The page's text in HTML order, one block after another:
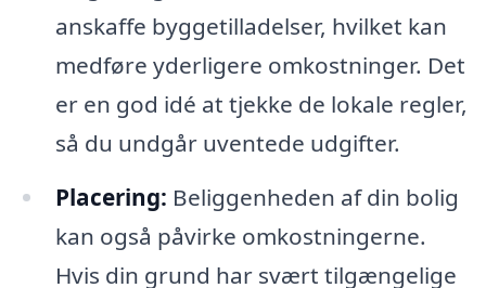
anskaffe byggetilladelser, hvilket kan
medføre yderligere omkostninger. Det
er en god idé at tjekke de lokale regler,
så du undgår uventede udgifter.
Placering: Beliggenheden af din bolig
kan også påvirke omkostningerne.
Hvis din grund har svært tilgængelige